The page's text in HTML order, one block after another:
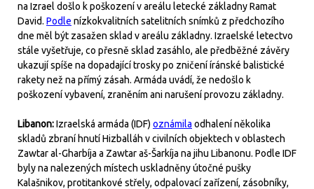
na Izrael došlo k poškození v areálu letecké základny Ramat
David. Podle nízkokvalitních satelitních snímků z předchozího
dne měl být zasažen sklad v areálu základny. Izraelské letectvo
stále vyšetřuje, co přesně sklad zasáhlo, ale předběžné závěry
ukazují spíše na dopadající trosky po zničení íránské balistické
rakety než na přímý zásah. Armáda uvádí, že nedošlo k
poškození vybavení, zraněním ani narušení provozu základny.
Libanon:Izraelská armáda (IDF) oznámila odhalení několika
skladů zbraní hnutí Hizballáh v civilních objektech v oblastech
Zawtar al-Gharbíja a Zawtar aš-Šarkíja na jihu Libanonu. Podle IDF
byly na nalezených místech uskladněny útočné pušky
Kalašnikov, protitankové střely, odpalovací zařízení, zásobníky,